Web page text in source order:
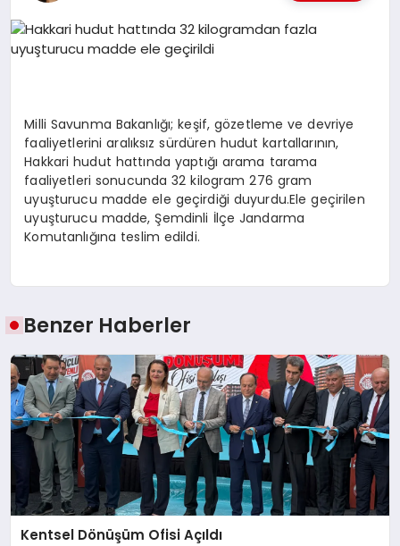
DÜNYA
MAGAZIN
SAĞLIK
TEKNOLOJI
Milli Savunma Bakanlığı; keşif, gözetleme ve devriye
faaliyetlerini aralıksız sürdüren hudut kartallarının,
Hakkari hudut hattında yaptığı arama tarama
faaliyetleri sonucunda 32 kilogram 276 gram
uyuşturucu madde ele geçirdiği duyurdu.Ele geçirilen
uyuşturucu madde, Şemdinli İlçe Jandarma
Komutanlığına teslim edildi.
Benzer Haberler
Kentsel Dönüşüm Ofisi Açıldı